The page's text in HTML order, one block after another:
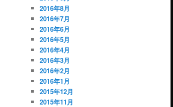
2016年8月
2016年7月
2016年6月
2016年5月
2016年4月
2016年3月
2016年2月
2016年1月
2015年12月
2015年11月